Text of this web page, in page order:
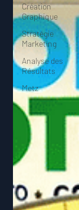
Création
Graphique
Stratégie
Marketing
Analyse des
Résultats
Metz